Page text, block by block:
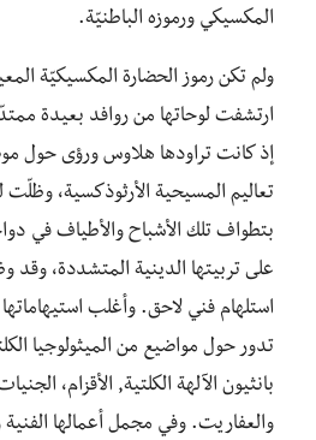
المكسيكي ورموزه الباطنيّة.
ولم تكن رموز الحضارة المكسيكيّة
ارتشفت لوحاتها من روافد بعيدة
إذ كانت تراودها هلاوس ورؤى حول
تعاليم المسيحية الأرثوذكسية، وظلّت
بتطواف تلك الأشباح والأطياف في
على تربيتها الدينية المتشددة،
استلهام فني لاحق. وأغلب
تدور حول مواضيع من الميثولوجيا
بانثيون الآلهة الكلتية, الأقزام،
والعفاريت. وفي مجمل أعمالها